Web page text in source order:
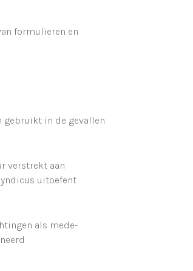
formulieren en
in de gevallen
verstrekt aan
uitoefent
als mede-